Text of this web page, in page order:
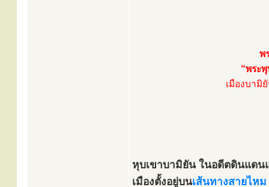
พ
“พระ
เมืองบามิ
หุบเขาบามิยัน ในอดีตดินแดน
เมืองตั้งอยู่บนเส้นทางสายไหม